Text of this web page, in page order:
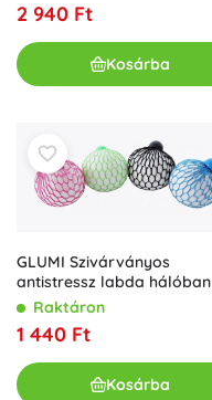
2 940 Ft
Kosárba
GLUMI Szivárványos
antistressz labda hálóban
Raktáron
1 440 Ft
Kosárba